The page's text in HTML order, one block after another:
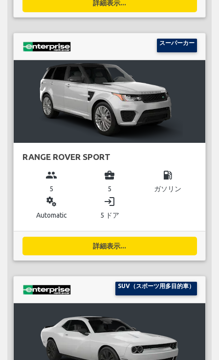
詳細表示...
スーパーカー
RANGE ROVER SPORT
group
5
business_center
5
local_gas_station
ガソリン
miscellaneous_services
Automatic
login
5 ドア
詳細表示...
SUV（スポーツ用多目的車）